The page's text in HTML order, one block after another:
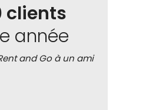
clients
année
and Go à un ami